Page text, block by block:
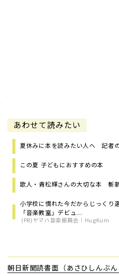
あわせて読みたい
夏休みに本を読みたい人へ 記者
この夏 子どもにおすすめの本
歌人・青松輝さんの大切な本 斬
小学校に慣れた今だからじっくり
「音楽教室」デビュ...
(PR)ヤマハ音楽振興会｜HugKum
朝日新聞読書面（あさひしんぶん